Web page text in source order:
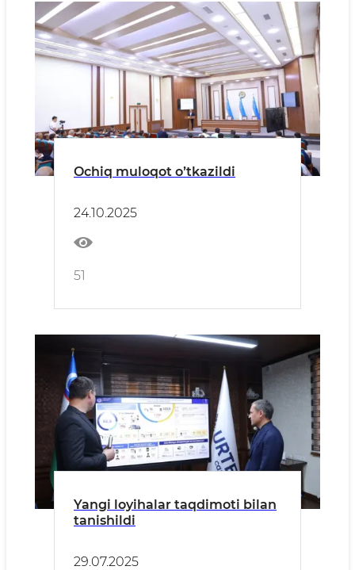
Ochiq muloqot oʼtkazildi
24.10.2025
51
Yangi loyihalar taqdimoti bilan
tanishildi
29.07.2025